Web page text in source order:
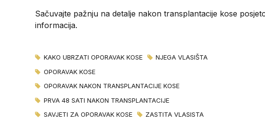
Sačuvajte pažnju na detalje nakon transplantacije kose
informacija.
KAKO UBRZATI OPORAVAK KOSE
NJEGA VLASIŠTA
OPORAVAK KOSE
OPORAVAK NAKON TRANSPLANTACIJE KOSE
PRVA 48 SATI NAKON TRANSPLANTACIJE
SAVJETI ZA OPORAVAK KOSE
ZASTITA VLASISTA